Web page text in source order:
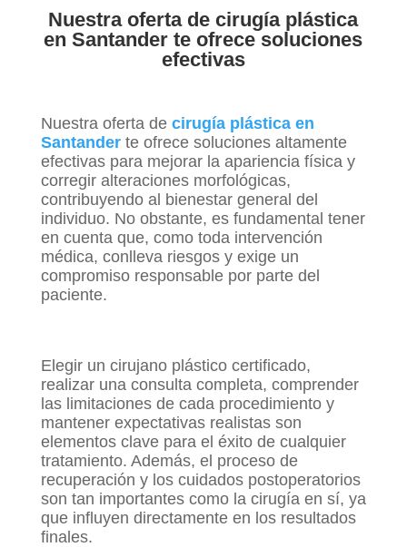
Nuestra oferta de cirugía plástica
en Santander te ofrece soluciones
efectivas
Nuestra oferta de cirugía plástica en
Santanderte ofrece soluciones altamente
efectivas para mejorar la apariencia física y
corregir alteraciones morfológicas,
contribuyendo al bienestar general del
individuo. No obstante, es fundamental tener
en cuenta que, como toda intervención
médica, conlleva riesgos y exige un
compromiso responsable por parte del
paciente.
Elegir un cirujano plástico certificado,
realizar una consulta completa, comprender
las limitaciones de cada procedimiento y
mantener expectativas realistas son
elementos clave para el éxito de cualquier
tratamiento. Además, el proceso de
recuperación y los cuidados postoperatorios
son tan importantes como la cirugía en sí, ya
que influyen directamente en los resultados
finales.